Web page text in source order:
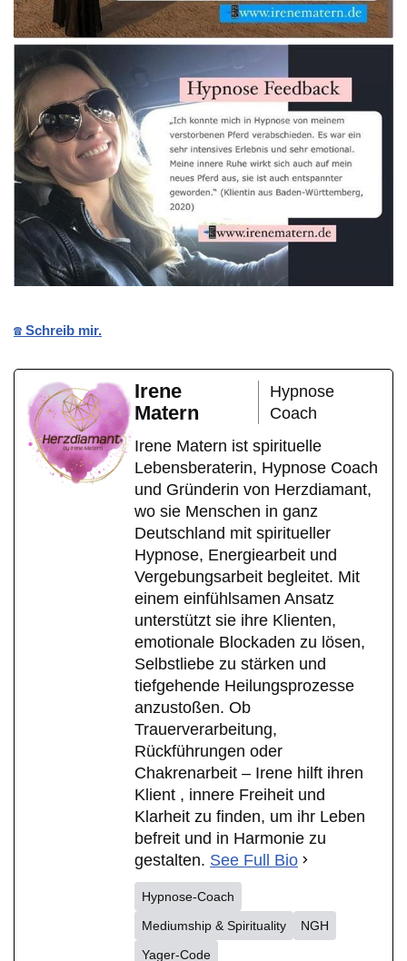
☎️ Schreib mir.
Irene
Matern
Hypnose
Coach
Irene Matern ist spirituelle
Lebensberaterin, Hypnose Coach
und Gründerin von Herzdiamant,
wo sie Menschen in ganz
Deutschland mit spiritueller
Hypnose, Energiearbeit und
Vergebungsarbeit begleitet. Mit
einem einfühlsamen Ansatz
unterstützt sie ihre Klienten,
emotionale Blockaden zu lösen,
Selbstliebe zu stärken und
tiefgehende Heilungsprozesse
anzustoßen. Ob
Trauerverarbeitung,
Rückführungen oder
Chakrenarbeit – Irene hilft ihren
Klient , innere Freiheit und
Klarheit zu finden, um ihr Leben
befreit und in Harmonie zu
gestalten. See Full Bio
Hypnose-Coach
Mediumship & Spirituality
NGH
Yager-Code